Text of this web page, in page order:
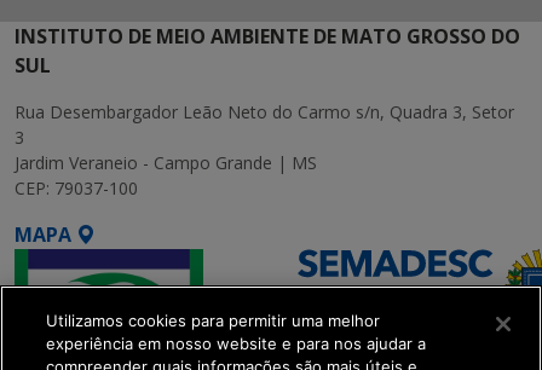
INSTITUTO DE MEIO AMBIENTE DE MATO GROSSO DO
SUL
Rua Desembargador Leão Neto do Carmo s/n, Quadra 3, Setor
3
Jardim Veraneio - Campo Grande | MS
CEP: 79037-100
MAPA
Utilizamos cookies para permitir uma melhor
experiência em nosso website e para nos ajudar a